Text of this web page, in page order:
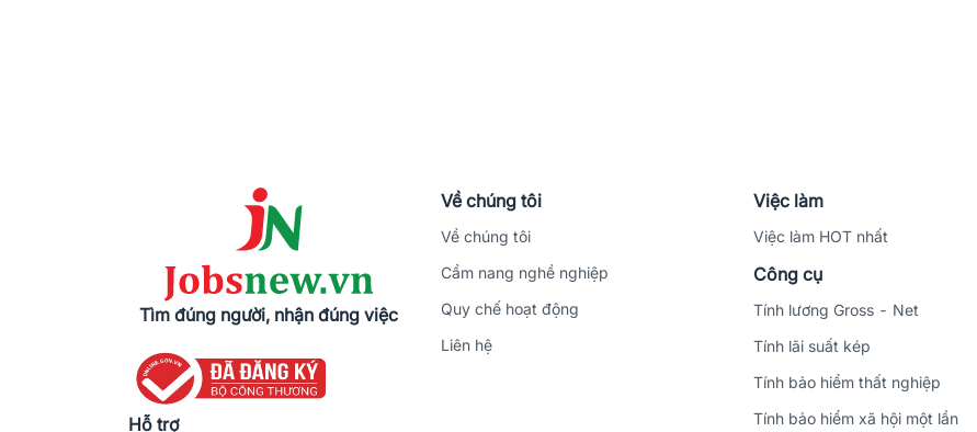
Tìm đúng người, nhận đúng việc
Hỗ trợ
Về chúng tôi
Về chúng tôi
Cẩm nang nghề nghiệp
Quy chế hoạt động
Liên hệ
Việc làm
Việc làm HOT nhất
Công cụ
Tính lương Gross - Net
Tính lãi suất kép
Tính bảo hiểm thất nghiệp
Tính bảo hiểm xã hội một lần